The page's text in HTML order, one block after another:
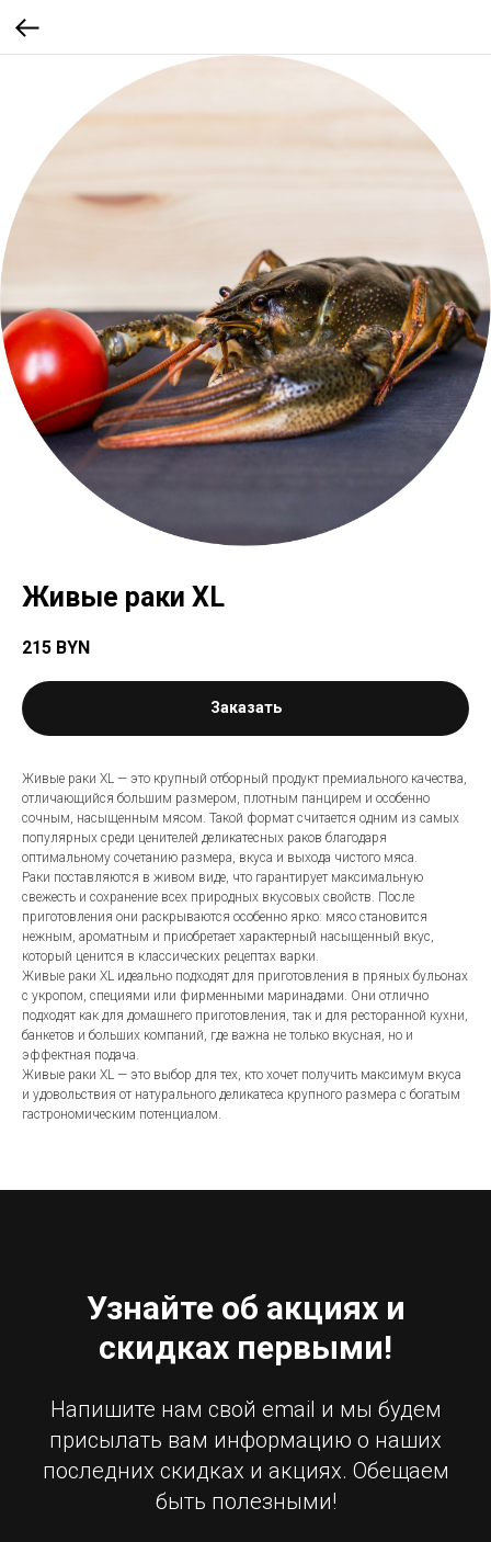
Живые раки XL
215 BYN
Заказать
Живые раки XL — это крупный отборный продукт премиального качества,
отличающийся большим размером, плотным панцирем и особенно
сочным, насыщенным мясом. Такой формат считается одним из самых
популярных среди ценителей деликатесных раков благодаря
оптимальному сочетанию размера, вкуса и выхода чистого мяса.
Раки поставляются в живом виде, что гарантирует максимальную
свежесть и сохранение всех природных вкусовых свойств. После
приготовления они раскрываются особенно ярко: мясо становится
нежным, ароматным и приобретает характерный насыщенный вкус,
который ценится в классических рецептах варки.
Живые раки XL идеально подходят для приготовления в пряных бульонах
с укропом, специями или фирменными маринадами. Они отлично
подходят как для домашнего приготовления, так и для ресторанной кухни,
банкетов и больших компаний, где важна не только вкусная, но и
эффектная подача.
Живые раки XL — это выбор для тех, кто хочет получить максимум вкуса
и удовольствия от натурального деликатеса крупного размера с богатым
гастрономическим потенциалом.
Узнайте об акциях и
скидках первыми!
Напишите нам свой email и мы будем
присылать вам информацию о наших
последних скидках и акциях. Обещаем
быть полезными!